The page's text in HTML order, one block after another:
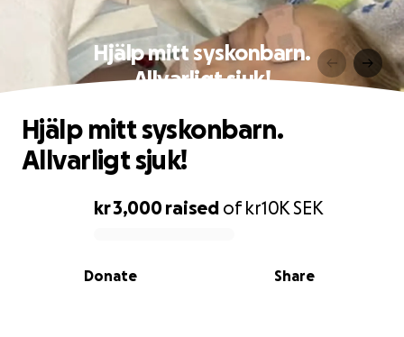
Hjälp mitt syskonbarn.
Allvarligt sjuk!
0% complete
kr 3,000 raised ofkr10KSEK
Share
Donate
Hjälp mitt syskonbarn.
Allvarligt sjuk!